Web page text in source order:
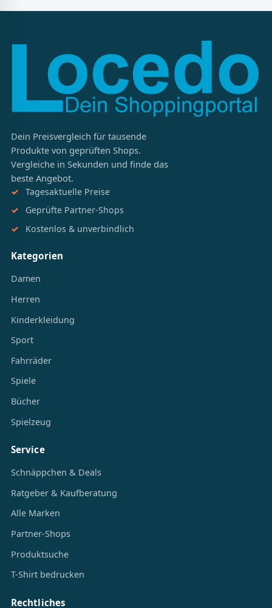
Dein Preisvergleich für tausende
Produkte von geprüften Shops.
Vergleiche in Sekunden und finde das
beste Angebot.
Tagesaktuelle Preise
Geprüfte Partner-Shops
Kostenlos & unverbindlich
Kategorien
Damen
Herren
Kinderkleidung
Sport
Fahrräder
Spiele
Bücher
Spielzeug
Service
Schnäppchen & Deals
Ratgeber & Kaufberatung
Alle Marken
Partner-Shops
Produktsuche
T-Shirt bedrucken
Rechtliches